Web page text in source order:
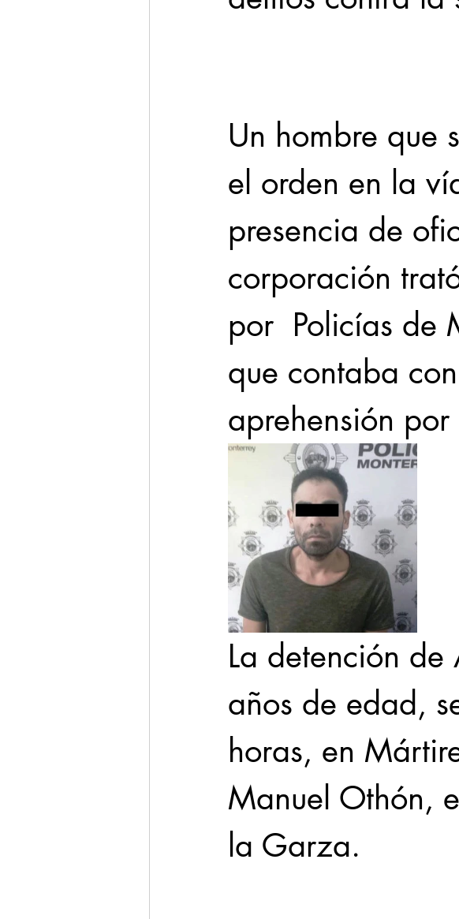
Seguridad 1 enero
Un hombre que
el orden en la
presencia de
corporación
por  Policías de
que contaba
aprehensión
La detención
años de edad,
horas, en
Manuel Othón,
la Garza.